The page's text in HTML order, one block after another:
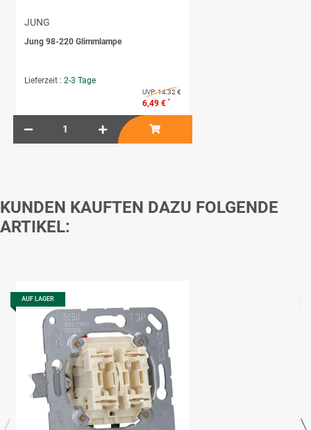
JUNG
Jung 98-220 Glimmlampe
Lieferzeit : 2-3 Tage
UVP:14,32 €
6,49 € *
KUNDEN KAUFTEN DAZU FOLGENDE
ARTIKEL:
AUF LAGER